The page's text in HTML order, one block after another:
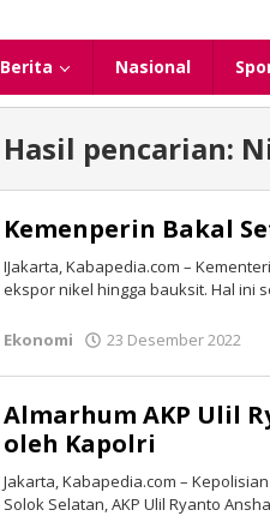
Berita Nasional
Hasil pencarian:
Kemenperin Bakal
IJakarta, Kabapedia.com –
ekspor nikel hingga bauksit. Hal ini
Ekonomi 23 Desember 2022
Almarhum AKP Ulil
oleh Kapolri
Jakarta, Kabapedia.com –
Solok Selatan, AKP Ulil Ryanto